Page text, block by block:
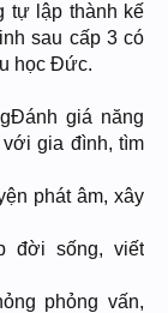
tự lập thành kế
sau cấp 3 có
học Đức.
giá năng
gia đình, tìm
phát âm, xây
đời sống, viết
phỏng vấn,